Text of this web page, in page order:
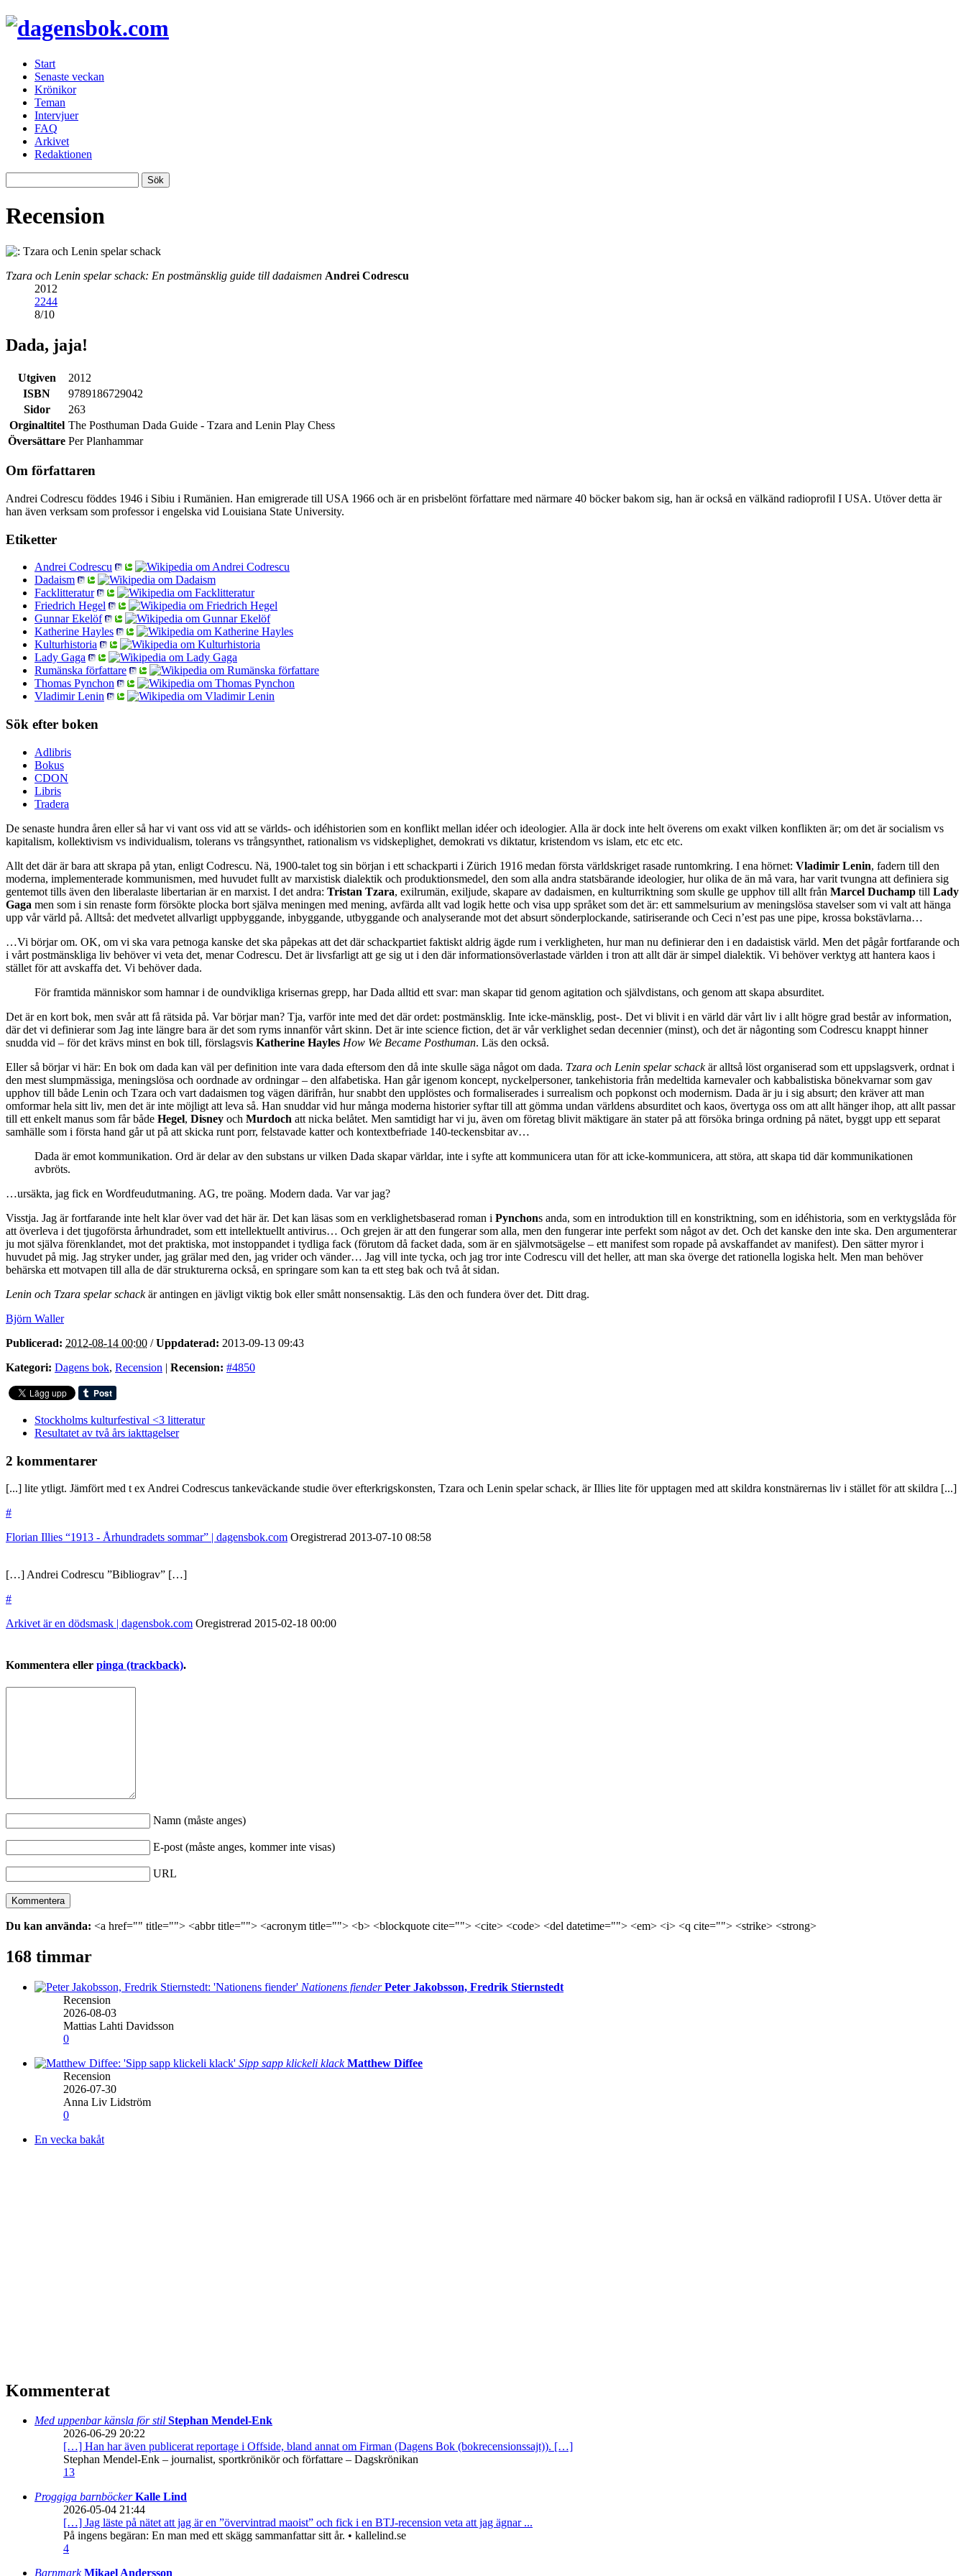
Start
Senaste veckan
Krönikor
Teman
Intervjuer
FAQ
Arkivet
Redaktionen
Recension
Tzara och Lenin spelar schack: En postmänsklig guide till dadaismen Andrei Codrescu
2012
2244
8/10
Dada, jaja!
Utgiven
2012
ISBN
9789186729042
Sidor
263
Orginaltitel The Posthuman Dada Guide - Tzara and Lenin Play Chess
Översättare Per Planhammar
Om författaren
Andrei Codrescu föddes 1946 i Sibiu i Rumänien. Han emigrerade till USA 1966 och är en prisbelönt författare med närmare 40 böcker bakom sig, han är också en välkänd radioprofil I USA. Utöver detta är
han även verksam som professor i engelska vid Louisiana State University.
Etiketter
Andrei Codrescu
Dadaism
Facklitteratur
Friedrich Hegel
Gunnar Ekelöf
Katherine Hayles
Kulturhistoria
Lady Gaga
Rumänska författare
Thomas Pynchon
Vladimir Lenin
Sök efter boken
Adlibris
Bokus
CDON
Libris
Tradera
De senaste hundra åren eller så har vi vant oss vid att se världs- och idéhistorien som en konflikt mellan idéer och ideologier. Alla är dock inte helt överens om exakt vilken konflikten är; om det är socialism vs
kapitalism, kollektivism vs individualism, tolerans vs trångsynthet, rationalism vs vidskeplighet, demokrati vs diktatur, kristendom vs islam, etc etc etc.
Allt det där är bara att skrapa på ytan, enligt Codrescu. Nä, 1900-talet tog sin början i ett schackparti i Zürich 1916 medan första världskriget rasade runtomkring. I ena hörnet: Vladimir Lenin, fadern till den
moderna, implementerade kommunismen, med huvudet fullt av marxistisk dialektik och produktionsmedel, den som alla andra statsbärande ideologier, hur olika de än må vara, har varit tvungna att definiera sig
gentemot tills även den liberalaste libertarian är en marxist. I det andra: Tristan Tzara, exilrumän, exiljude, skapare av dadaismen, en kulturriktning som skulle ge upphov till allt från Marcel Duchamp till Lady
Gaga men som i sin renaste form försökte plocka bort själva meningen med mening, avfärda allt vad logik hette och visa upp språket som det är: ett sammelsurium av meningslösa stavelser som vi valt att hänga
upp vår värld på. Alltså: det medvetet allvarligt uppbyggande, inbyggande, utbyggande och analyserande mot det absurt sönderplockande, satiriserande och Ceci n’est pas une pipe, krossa bokstävlarna…
…Vi börjar om. OK, om vi ska vara petnoga kanske det ska påpekas att det där schackpartiet faktiskt aldrig ägde rum i verkligheten, hur man nu definierar den i en dadaistisk värld. Men det pågår fortfarande och
i vårt postmänskliga liv behöver vi veta det, menar Codrescu. Det är livsfarligt att ge sig ut i den där informationsöverlastade världen i tron att allt där är simpel dialektik. Vi behöver verktyg att hantera kaos i
stället för att avskaffa det. Vi behöver dada.
För framtida människor som hamnar i de oundvikliga krisernas grepp, har Dada alltid ett svar: man skapar tid genom agitation och självdistans, och genom att skapa absurditet.
Det är en kort bok, men svår att få rätsida på. Var börjar man? Tja, varför inte med det där ordet: postmänsklig. Inte icke-mänsklig, post-. Det vi blivit i en värld där vårt liv i allt högre grad består av information,
där det vi definierar som Jag inte längre bara är det som ryms innanför vårt skinn. Det är inte science fiction, det är vår verklighet sedan decennier (minst), och det är någonting som Codrescu knappt hinner
snudda vid – för det krävs minst en bok till, förslagsvis Katherine Hayles How We Became Posthuman. Läs den också.
Eller så börjar vi här: En bok om dada kan väl per definition inte vara dada eftersom den då inte skulle säga något om dada. Tzara och Lenin spelar schackär alltså löst organiserad som ett uppslagsverk, ordnat i
den mest slumpmässiga, meningslösa och oordnade av ordningar – den alfabetiska. Han går igenom koncept, nyckelpersoner, tankehistoria från medeltida karnevaler och kabbalistiska bönekvarnar som gav
upphov till både Lenin och Tzara och vart dadaismen tog vägen därifrån, hur snabbt den upplöstes och formaliserades i surrealism och popkonst och modernism. Dada är ju i sig absurt; den kräver att man
omformar hela sitt liv, men det är inte möjligt att leva så. Han snuddar vid hur många moderna historier syftar till att gömma undan världens absurditet och kaos, övertyga oss om att allt hänger ihop, att allt passar
till ett enkelt manus som får både Hegel, Disney och Murdoch att nicka belåtet. Men samtidigt har vi ju, även om företag blivit mäktigare än stater på att försöka bringa ordning på nätet, byggt upp ett separat
samhälle som i första hand går ut på att skicka runt porr, felstavade katter och kontextbefriade 140-teckensbitar av…
Dada är emot kommunikation. Ord är delar av den substans ur vilken Dada skapar världar, inte i syfte att kommunicera utan för att icke-kommunicera, att störa, att skapa tid där kommunikationen
avbröts.
…ursäkta, jag fick en Wordfeudutmaning. AG, tre poäng. Modern dada. Var var jag?
Visstja. Jag är fortfarande inte helt klar över vad det här är. Det kan läsas som en verklighetsbaserad roman i Pynchons anda, som en introduktion till en konstriktning, som en idéhistoria, som en verktygslåda för
att överleva i det tjugoförsta århundradet, som ett intellektuellt antivirus… Och grejen är att den fungerar som alla, men den fungerar inte perfekt som något av det. Och det kanske den inte ska. Den argumenterar
ju mot själva förenklandet, mot det praktiska, mot instoppandet i tydliga fack (förutom då facket dada, som är en självmotsägelse – ett manifest som ropade på avskaffandet av manifest). Den sätter myror i
huvudet på mig. Jag stryker under, jag grälar med den, jag vrider och vänder… Jag vill inte tycka, och jag tror inte Codrescu vill det heller, att man ska överge det rationella logiska helt. Men man behöver
behärska ett motvapen till alla de där strukturerna också, en springare som kan ta ett steg bak och två åt sidan.
Lenin och Tzara spelar schackär antingen en jävligt viktig bok eller smått nonsensaktig. Läs den och fundera över det. Ditt drag.
Björn Waller
Publicerad: 2012-08-14 00:00 /Uppdaterad: 2013-09-13 09:43
Kategori: Dagens bok, Recension | Recension: #4850
Stockholms kulturfestival <3 litteratur
Resultatet av två års iakttagelser
2 kommentarer
[...] lite ytligt. Jämfört med t ex Andrei Codrescus tankeväckande studie över efterkrigskonsten, Tzara och Lenin spelar schack, är Illies lite för upptagen med att skildra konstnärernas liv i stället för att skildra [...]
#
Florian Illies “1913 - Århundradets sommar” | dagensbok.com Oregistrerad 2013-07-10 08:58
[…] Andrei Codrescu ”Bibliograv” […]
#
Arkivet är en dödsmask | dagensbok.com Oregistrerad 2015-02-18 00:00
Kommentera eller pinga (trackback).
Namn (måste anges)
E-post (måste anges, kommer inte visas)
URL
Du kan använda: <a href="" title=""> <abbr title=""> <acronym title=""> <b> <blockquote cite=""> <cite> <code> <del datetime=""> <em> <i> <q cite=""> <strike> <strong>
168 timmar
Nationens fiender Peter Jakobsson, Fredrik Stiernstedt
Recension
2026-08-03
Mattias Lahti Davidsson
0
Sipp sapp klickeli klack Matthew Diffee
Recension
2026-07-30
Anna Liv Lidström
0
En vecka bakåt
Kommenterat
Med uppenbar känsla för stil Stephan Mendel-Enk
2026-06-29 20:22
[…] Han har även publicerat reportage i Offside, bland annat om Firman (Dagens Bok (bokrecensionssajt)). […]
Stephan Mendel-Enk – journalist, sportkrönikör och författare – Dagskrönikan
13
Proggiga barnböckerKalle Lind
2026-05-04 21:44
[…] Jag läste på nätet att jag är en ”övervintrad maoist” och fick i en BTJ-recension veta att jag ägnar ...
På ingens begäran: En man med ett skägg sammanfattar sitt år. • kallelind.se
4
BarnmarkMikael Andersson